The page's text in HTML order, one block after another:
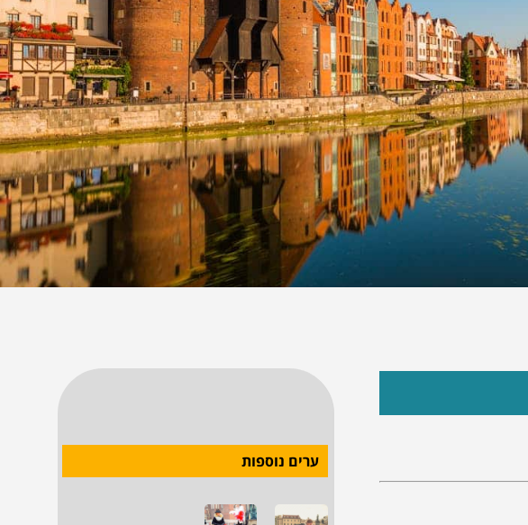
ערים נוספות